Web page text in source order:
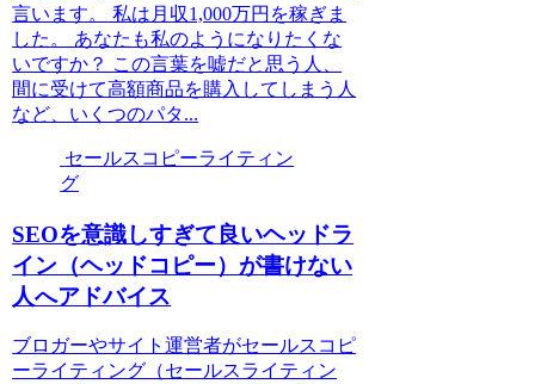
言います。 私は月収1,000万円を稼ぎま
した。 あなたも私のようになりたくな
いですか？ この言葉を嘘だと思う人、
間に受けて高額商品を購入してしまう人
など、いくつのパタ...
セールスコピーライティン
グ
SEOを意識しすぎて良いヘッドラ
イン（ヘッドコピー）が書けない
人へアドバイス
ブロガーやサイト運営者がセールスコピ
ーライティング（セールスライティン